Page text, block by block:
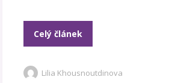
Celý článek
Lilia Khousnoutdinova